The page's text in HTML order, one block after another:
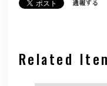
通報する
Related